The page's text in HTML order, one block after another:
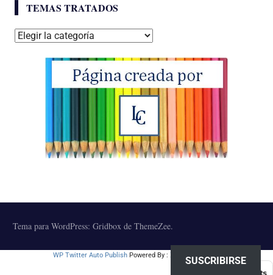
TEMAS TRATADOS
Temas
Tema para WordPress: Gridbox de ThemeZee.
WP Twitter Auto Publish Powered By : XYZScripts.com
SUSCRIBIRSE